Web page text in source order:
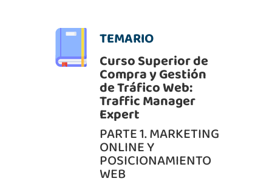
TEMARIO
Curso Superior de
Compra y Gestión
de Tráfico Web:
Traffic Manager
Expert
PARTE 1. MARKETING
ONLINE Y
POSICIONAMIENTO
WEB